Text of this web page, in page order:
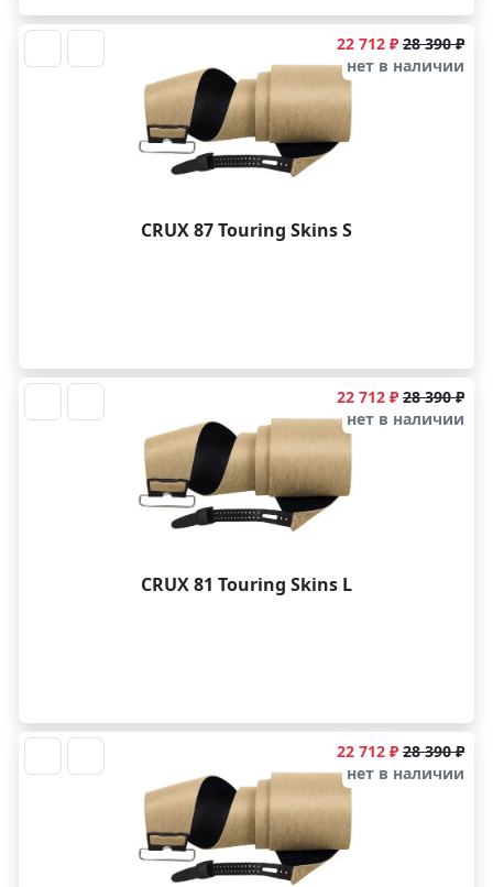
22 712 ₽ 28 390 ₽
нет в наличии
CRUX 87 Touring Skins S
22 712 ₽ 28 390 ₽
нет в наличии
CRUX 81 Touring Skins L
22 712 ₽ 28 390 ₽
нет в наличии